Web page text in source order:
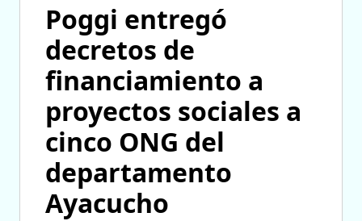
Poggi entregó
decretos de
financiamiento a
proyectos sociales a
cinco ONG del
departamento
Ayacucho